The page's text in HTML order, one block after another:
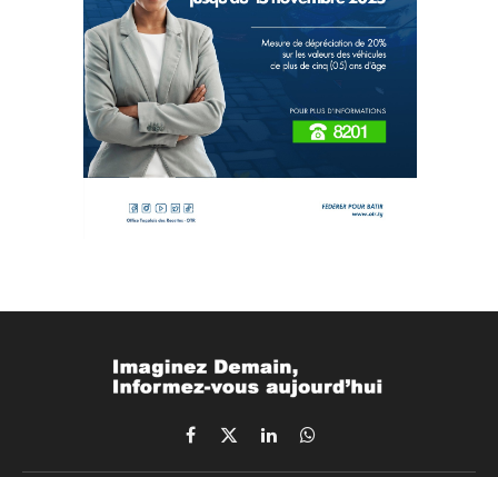
Facebook
X
(Twitter)
LinkedInWhatsApp